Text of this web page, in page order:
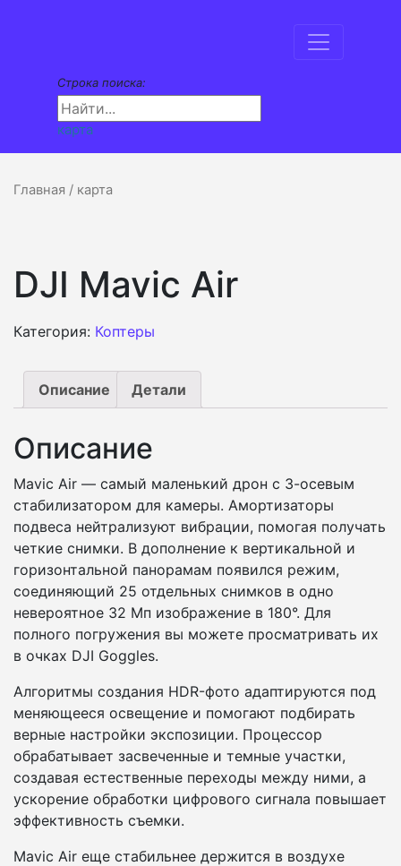
Строка поиска:
карта
Главная / карта
DJI Mavic Air
Категория: Коптеры
Описание Детали
Описание
Mavic Air — самый маленький дрон с 3-осевым
стабилизатором для камеры. Амортизаторы
подвеса нейтрализуют вибрации, помогая получать
четкие снимки. В дополнение к вертикальной и
горизонтальной панорамам появился режим,
соединяющий 25 отдельных снимков в одно
невероятное 32 Мп изображение в 180°. Для
полного погружения вы можете просматривать их
в очках DJI Goggles.
Алгоритмы создания HDR-фото адаптируются под
меняющееся освещение и помогают подбирать
верные настройки экспозиции. Процессор
обрабатывает засвеченные и темные участки,
создавая естественные переходы между ними, а
ускорение обработки цифрового сигнала повышает
эффективность съемки.
Mavic Air еще стабильнее держится в воздухе